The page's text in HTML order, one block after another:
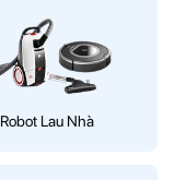
Robot Lau Nhà